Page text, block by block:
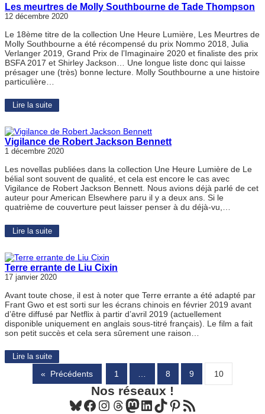
Les meurtres de Molly Southbourne de Tade Thompson
12 décembre 2020
Le 18ème titre de la collection Une Heure Lumière, Les Meurtres de
Molly Southbourne a été récompensé du prix Nommo 2018, Julia
Verlanger 2019, Grand Prix de l’Imaginaire 2020 et finaliste des prix
BSFA 2017 et Shirley Jackson… Une longue liste donc qui laisse
présager une (très) bonne lecture. Molly Southbourne a une histoire
particulière…
Lire la suite
Vigilance de Robert Jackson Bennett
1 décembre 2020
Les novellas publiées dans la collection Une Heure Lumière de Le
bélial sont souvent de qualité, et cela est encore le cas avec
Vigilance de Robert Jackson Bennett. Nous avions déjà parlé de cet
auteur pour American Elsewhere paru il y a deux ans. Si le
quatrième de couverture peut laisser penser à du déjà-vu,…
Lire la suite
Terre errante de Liu Cixin
17 janvier 2020
Avant toute chose, il est à noter que Terre errante a été adapté par
Frant Gwo et est sorti sur les écrans chinois en février 2019 avant
d’être diffusé par Netflix à partir d’avril 2019 (actuellement
disponible uniquement en anglais sous-titré français). Le film a fait
son petit succès et cela sera sûrement une raison…
Lire la suite
« Précédents 1 8 9 10
Nos réseaux !
Bluesky Facebook Instagram Threads Mastodon LinkedIn TikTok Pinterest Flux RSS